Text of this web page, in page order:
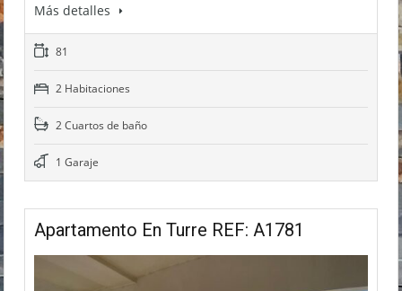
Más detalles
81
2 Habitaciones
2 Cuartos de baño
1 Garaje
Apartamento En Turre REF: A1781